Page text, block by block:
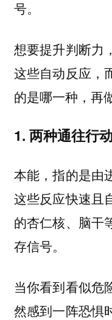
号。
想要提升判断力
这些自动反应，
的是哪一种，再
1. 两种通往行
本能 ，指的是由
这些反应快速且
的杏仁核、脑干
存信号。
当你看到看似危
然感到一阵恐惧